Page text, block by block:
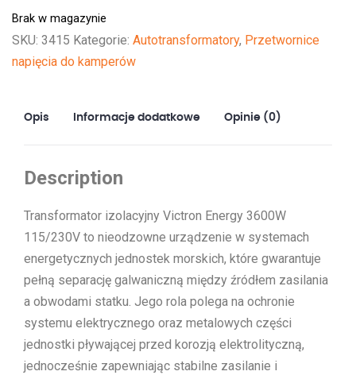
Brak w magazynie
SKU: 3415 Kategorie: Autotransformatory, Przetwornice
napięcia do kamperów
Opis Informacje dodatkowe Opinie (0)
Description
Transformator izolacyjny Victron Energy 3600W
115/230V to nieodzowne urządzenie w systemach
energetycznych jednostek morskich, które gwarantuje
pełną separację galwaniczną między źródłem zasilania
a obwodami statku. Jego rola polega na ochronie
systemu elektrycznego oraz metalowych części
jednostki pływającej przed korozją elektrolityczną,
jednocześnie zapewniając stabilne zasilanie i